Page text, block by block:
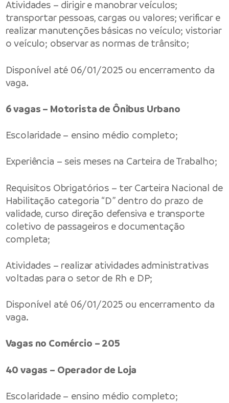
Atividades – dirigir e manobrar veículos;
transportar pessoas, cargas ou valores; verificar e
realizar manutenções básicas no veículo; vistoriar
o veículo; observar as normas de trânsito;
Disponível até 06/01/2025 ou encerramento da
vaga.
6 vagas – Motorista de Ônibus Urbano
Escolaridade – ensino médio completo;
Experiência – seis meses na Carteira de Trabalho;
Requisitos Obrigatórios – ter Carteira Nacional de
Habilitação categoria “D” dentro do prazo de
validade, curso direção defensiva e transporte
coletivo de passageiros e documentação
completa;
Atividades – realizar atividades administrativas
voltadas para o setor de Rh e DP;
Disponível até 06/01/2025 ou encerramento da
vaga.
Vagas no Comércio – 205
40 vagas – Operador de Loja
Escolaridade – ensino médio completo;